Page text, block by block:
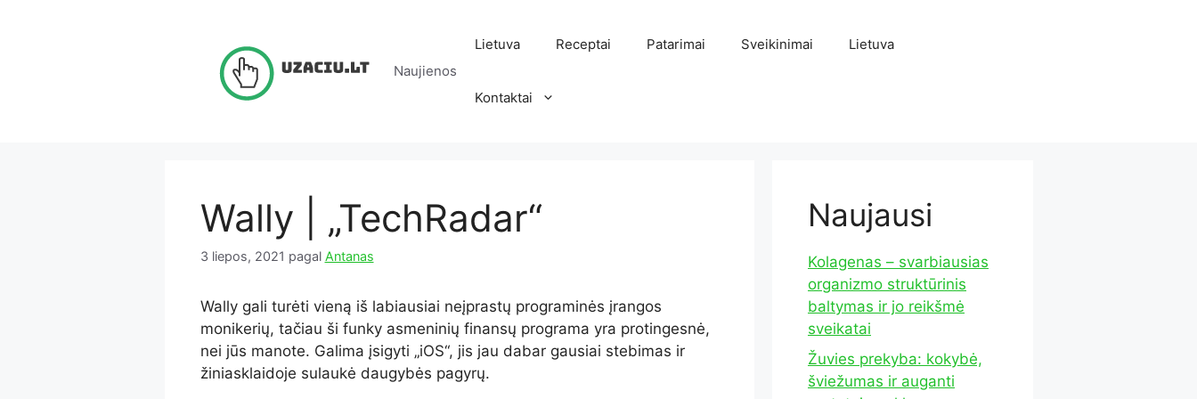
Naujienos
Lietuva Receptai Patarimai Sveikinimai Lietuva
Kontaktai
Wally | „TechRadar“
3 liepos, 2021 pagal Antanas
Wally gali turėti vieną iš labiausiai neįprastų programinės įrangos
monikerių, tačiau ši funky asmeninių finansų programa yra protingesnė,
nei jūs manote. Galima įsigyti „iOS“, jis jau dabar gausiai stebimas ir
žiniasklaidoje sulaukė daugybės pagyrų.
Naujausi
Kolagenas – svarbiausias
organizmo struktūrinis
baltymas ir jo reikšmė
sveikatai
Žuvies prekyba: kokybė,
šviežumas ir auganti